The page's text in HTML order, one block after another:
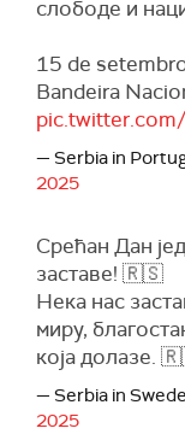
слободе и
15 de
Bandeira
— Serbia in
2025
Срећан Дан
заставе! 🇷🇸
Нека нас
миру,
која долазе.
— Serbia in
2025